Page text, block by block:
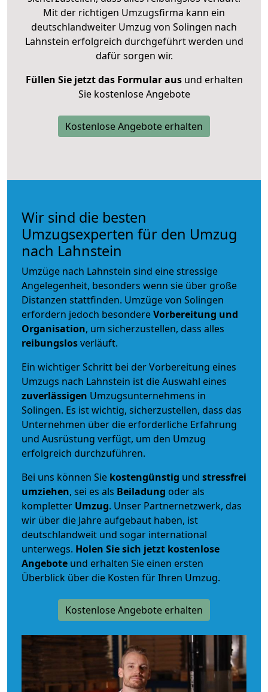
Mit der richtigen Umzugsfirma kann ein
deutschlandweiter Umzug von Solingen nach
Lahnstein erfolgreich durchgeführt werden und
dafür sorgen wir.
Füllen Sie jetzt das Formular ausund erhalten
Sie kostenlose Angebote
Kostenlose Angebote erhalten
Wir sind die besten
Umzugsexperten für den Umzug
nach Lahnstein
Umzüge nach Lahnstein sind eine stressige
Angelegenheit, besonders wenn sie über große
Distanzen stattfinden. Umzüge von Solingen
erfordern jedoch besondereVorbereitung und
Organisation, um sicherzustellen, dass alles
reibungslosverläuft.
Ein wichtiger Schritt bei der Vorbereitung eines
Umzugs nach Lahnstein ist die Auswahl eines
zuverlässigen Umzugsunternehmens in
Solingen. Es ist wichtig, sicherzustellen, dass das
Unternehmen über die erforderliche Erfahrung
und Ausrüstung verfügt, um den Umzug
erfolgreich durchzuführen.
Bei uns können Sie kostengünstig und stressfrei
umziehen, sei es als Beiladung oder als
kompletter Umzug. Unser Partnernetzwerk, das
wir über die Jahre aufgebaut haben, ist
deutschlandweit und sogar international
unterwegs. Holen Sie sich jetzt kostenlose
Angebote und erhalten Sie einen ersten
Überblick über die Kosten für Ihren Umzug.
Kostenlose Angebote erhalten